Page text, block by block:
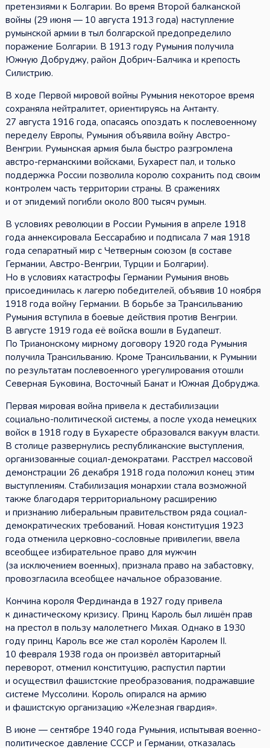
претензиями к Болгарии. Во время Второй балканской
войны (29 июня — 10 августа 1913 года) наступление
румынской армии в тыл болгарской предопределило
поражение Болгарии. В 1913 году Румыния получила
Южную Добруджу, район Добрич-Балчика и крепость
Силистрию.
В ходе Первой мировой войны Румыния некоторое время
сохраняла нейтралитет, ориентируясь на Антанту.
27 августа 1916 года, опасаясь опоздать к послевоенному
переделу Европы, Румыния объявила войну Австро-
Венгрии. Румынская армия была быстро разгромлена
австро-германскими войсками, Бухарест пал, и только
поддержка России позволила королю сохранить под своим
контролем часть территории страны. В сражениях
и от эпидемий погибли около 800 тысяч румын.
В условиях революции в России Румыния в апреле 1918
года аннексировала Бессарабию и подписала 7 мая 1918
года сепаратный мир с Четверным союзом (в составе
Германии, Австро-Венгрии, Турции и Болгарии).
Но в условиях катастрофы Германии Румыния вновь
присоединилась к лагерю победителей, объявив 10 ноября
1918 года войну Германии. В борьбе за Трансильванию
Румыния вступила в боевые действия против Венгрии.
В августе 1919 года её войска вошли в Будапешт.
По Трианонскому мирному договору 1920 года Румыния
получила Трансильванию. Кроме Трансильвании, к Румынии
по результатам послевоенного урегулирования отошли
Северная Буковина, Восточный Банат и Южная Добруджа.
Первая мировая война привела к дестабилизации
социально-политической системы, а после ухода немецких
войск в 1918 году в Бухаресте образовался вакуум власти.
В столице развернулись республиканские выступления,
организованные социал-демократами. Расстрел массовой
демонстрации 26 декабря 1918 года положил конец этим
выступлениям. Стабилизация монархии стала возможной
также благодаря территориальному расширению
и признанию либеральным правительством ряда социал-
демократических требований. Новая конституция 1923
года отменила церковно-сословные привилегии, ввела
всеобщее избирательное право для мужчин
(за исключением военных), признала право на забастовку,
провозгласила всеобщее начальное образование.
Кончина короля Фердинанда в 1927 году привела
к династическому кризису. Принц Кароль был лишён прав
на престол в пользу малолетнего Михая. Однако в 1930
году принц Кароль все же стал королём Каролем II.
10 февраля 1938 года он произвёл авторитарный
переворот, отменил конституцию, распустил партии
и осуществил фашистские преобразования, подражавшие
системе Муссолини. Король опирался на армию
и фашистскую организацию «Железная гвардия».
В июне — сентябре 1940 года Румыния, испытывая военно-
политическое давление СССР и Германии, отказалась